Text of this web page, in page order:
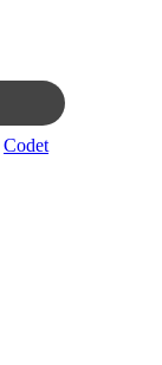
Codet